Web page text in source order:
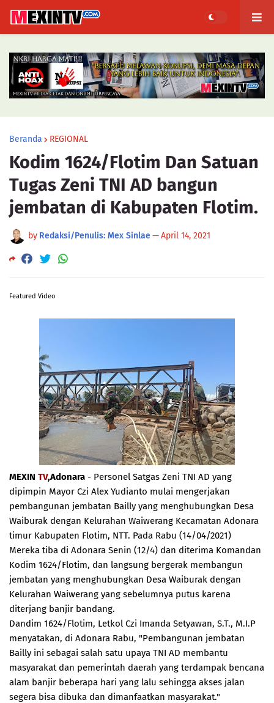
Beranda REGIONAL
Kodim 1624/Flotim Dan Satuan
Tugas Zeni TNI AD bangun
jembatan di Kabupaten Flotim.
by Redaksi/Penulis: Mex Sinlae—April 14, 2021
Featured Video
MEXIN TV,Adonara - Personel Satgas Zeni TNI AD yang
dipimpin Mayor Czi Alex Yudianto mulai mengerjakan
pembangunan jembatan Bailly yang menghubungkan Desa
Waiburak dengan Kelurahan Waiwerang Kecamatan Adonara
timur Kabupaten Flotim, NTT. Pada Rabu (14/04/2021)
Mereka tiba di Adonara Senin (12/4) dan diterima Komandan
Kodim 1624/Flotim, dan langsung bergerak membangun
jembatan yang menghubungkan Desa Waiburak dengan
Kelurahan Waiwerang yang sebelumnya putus karena
diterjang banjir bandang.
Dandim 1624/Flotim, Letkol Czi Imanda Setyawan, S.T., M.I.P
menyatakan, di Adonara Rabu, "Pembangunan jembatan
Bailly ini sebagai salah satu upaya TNI AD membantu
masyarakat dan pemerintah daerah yang terdampak bencana
alam banjir beberapa hari yang lalu sehingga akses jalan
segera bisa dibuka dan dimanfaatkan masyarakat."